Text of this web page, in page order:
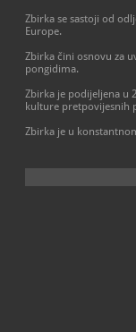
Zbirka se sastoji od
Europe.
Zbirka čini osnovu za
pongidima.
Zbirka je podijeljena u
kulture pretpovijesnih
Zbirka je u